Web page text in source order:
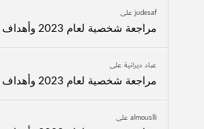
judesafعلى
مراجعة شخصية لعام 2023 وأهداف العام الجديد
عباد ديرانيةعلى
مراجعة شخصية لعام 2023 وأهداف العام الجديد
almouslliعلى